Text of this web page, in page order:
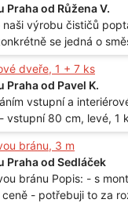
Praha od Růžena V.
se jedná o
převahou olejové
hustota při 20°C - cca
cca 500 kg - roční
- Praha
dveře, 1 + 7 ks
Praha od Pavel K.
vstupní 80 cm, levé, 1
80 cm, pravé, 3 ks -
bránu, 3 m
Praha od Sedláček
- možná i s
- potřebuji to za